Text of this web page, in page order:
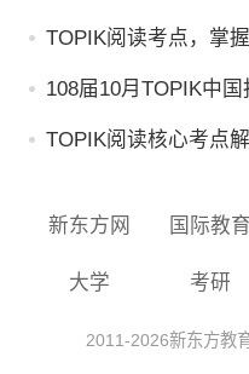
TOPIK阅读考点，掌
108届10月TOPIK中国
TOPIK阅读核心考点
新东方网 国际教育
大学 考研
2011-2026新东方教